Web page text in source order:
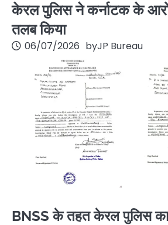
केरल पुलिस ने कर्नाटक के
तलब किया
06/07/2026 byJP Bureau
BNSS के तहत केरल पुलिस